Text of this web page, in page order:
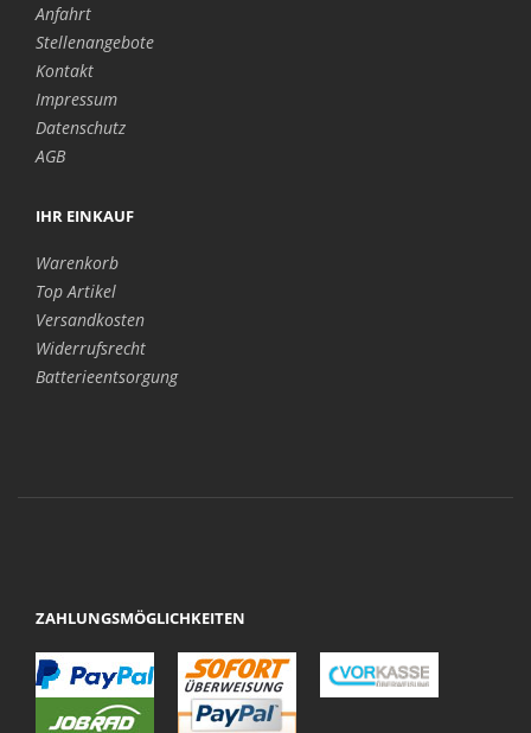
Anfahrt
Stellenangebote
Kontakt
Impressum
Datenschutz
AGB
IHR EINKAUF
Warenkorb
Top Artikel
Versandkosten
Widerrufsrecht
Batterieentsorgung
ZAHLUNGSMÖGLICHKEITEN